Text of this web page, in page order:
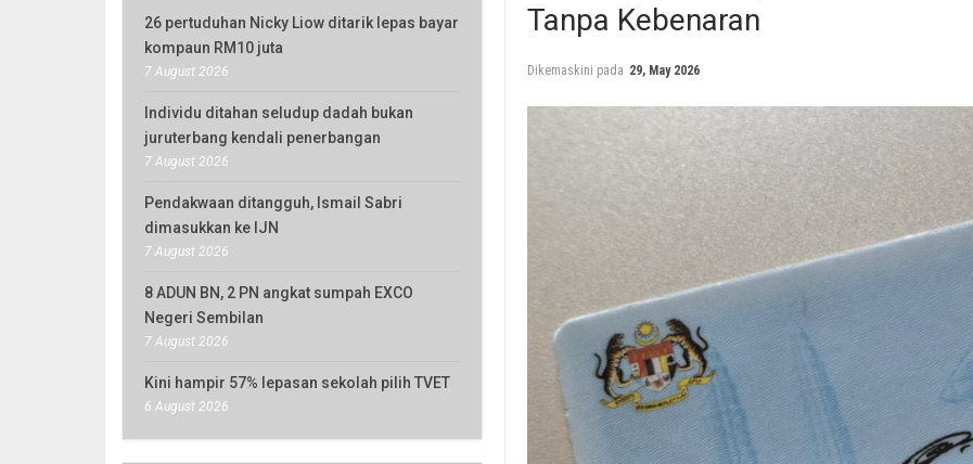
Tanpa Kebenaran
Dikemaskini pada 29, May 2026
26 pertuduhan Nicky Liow ditarik lepas bayar
kompaun RM10 juta
7 August 2026
Individu ditahan seludup dadah bukan
juruterbang kendali penerbangan
7 August 2026
Pendakwaan ditangguh, Ismail Sabri
dimasukkan ke IJN
7 August 2026
8 ADUN BN, 2 PN angkat sumpah EXCO
Negeri Sembilan
7 August 2026
Kini hampir 57% lepasan sekolah pilih TVET
6 August 2026